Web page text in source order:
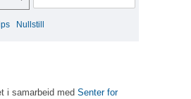
Nullstill
i samarbeid med Senter for